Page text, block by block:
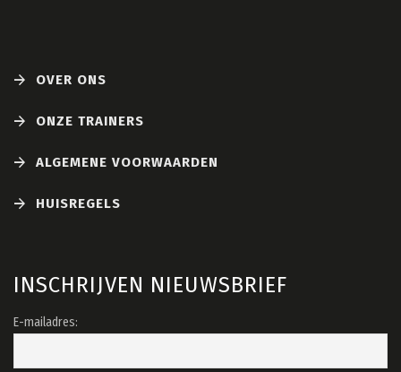
OVER ONS
ONZE TRAINERS
ALGEMENE VOORWAARDEN
HUISREGELS
INSCHRIJVEN NIEUWSBRIEF
E-mailadres: